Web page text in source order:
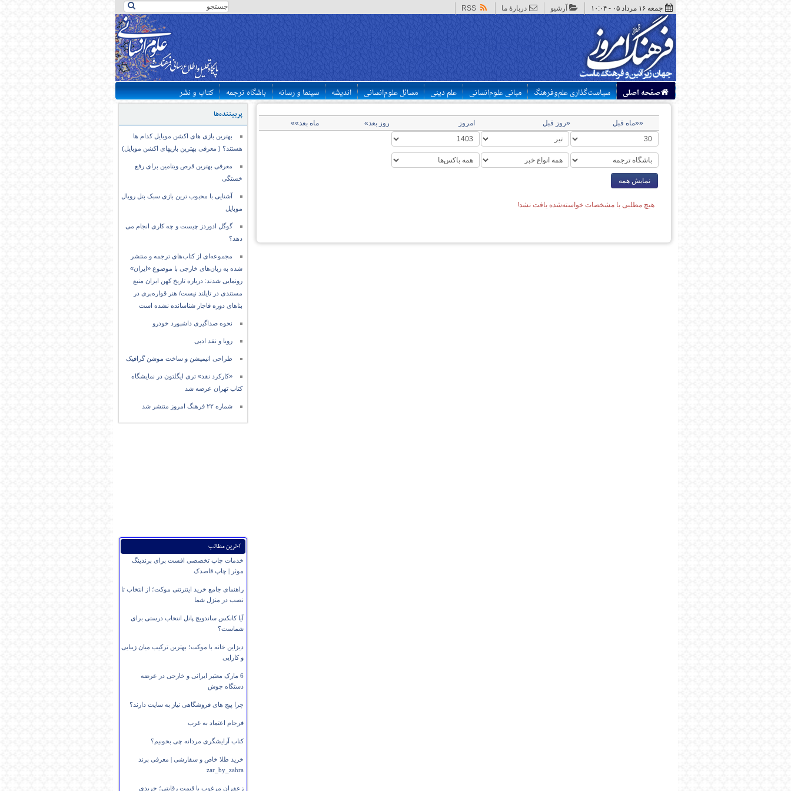
جمعه ۱۶ مرداد ۰۵ - ۱۰:۰۴ آرشیو دربارهٔ ما RSS
صفحه اصلی سیاست‌گذاری علم‌وفرهنگ مبانی علوم‌انسانی علم دینی مسائل علوم‌انسانی اندیشه سینما و رسانه باشگاه ترجمه کتاب و نشر
پربیننده‌ها
بهترین بازی های اکشن موبایل کدام ها
هستند؟ ( معرفی بهترین بازیهای اکشن موبایل)
معرفی بهترین قرص ویتامین برای رفع
خستگی
آشنایی با محبوب ترین بازی سبک بتل رویال
موبایل
گوگل ادوردز چیست و چه کاری انجام می
دهد؟
مجموعه‌ای از کتاب‌های ترجمه و منتشر
شده به زبان‌های خارجی با موضوع «ایران»
رونمایی شدند: درباره تاریخ کهن ایران منبع
مستندی در تایلند نیست/ هنر قواره‌بری در
بناهای دوره قاجار شناسانده نشده است
نحوه صداگیری داشبورد خودرو
رویا و نقد ادبی
طراحی انیمیشن و ساخت موشن گرافیک
«کارکرد نقد» تری ایگلتون در نمایشگاه
کتاب تهران عرضه شد
شماره ۲۲ فرهنگ امروز منتشر شد
آخرین مطالب
خدمات چاپ تخصصی افست برای برندینگ
موثر | چاپ قاصدک
راهنمای جامع خرید اینترنتی موکت؛ از انتخاب تا
نصب در منزل شما
آیا کانکس ساندویچ پانل انتخاب درستی برای
شماست؟
دیزاین خانه با موکت؛ بهترین ترکیب میان زیبایی
و کارایی
6 مارک معتبر ایرانی و خارجی در عرضه
دستگاه جوش
چرا پیج های فروشگاهی نیاز به سایت دارند؟
فرجام اعتماد به غرب
کتاب آرایشگری مردانه چی بخونیم؟
خرید طلا خاص و سفارشی | معرفی برند
zar_by_zahra
زعفران مرغوب با قیمت رقابتی؛ خریدی
««ماه قبل «روز قبل امروز روز بعد» ماه بعد»»
نمایش همه
هیچ مطلبی با مشخصات خواسته‌شده یافت نشد!